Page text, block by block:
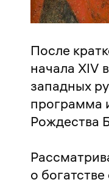
После
начала XIV
западных
программа
Рождества
о